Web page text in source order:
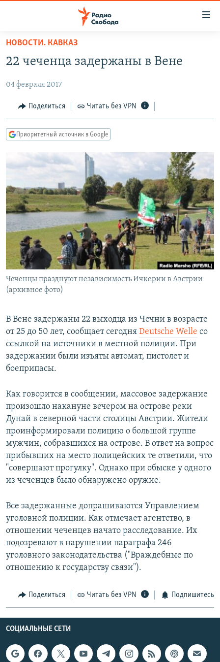
упрощенного
доступа
содержанию
Вернутся
навигации
Вернутся
поиску
АВТОРСКИЕ ПРОЕКТЫ
ЦИТАТЫ СВОБОДЫ
КУЛЬТУРА
IDEL.РЕАЛИИ
СЕВЕР.РЕАЛИИ
СИБИРЬ.РЕАЛИИ
РАСПИСАНИЕ ВЕЩАНИЯ
ПОДПИШИТЕСЬ НА РАССЫЛКУ
Все сайты РСЕ/РС
НОВОСТИ. КАВКАЗ
22 чеченца задержаны в Вене
04 февраля 2017
Поделиться Читать без VPN
Приоритетный источник в Google
Чеченцы празднуют независимость Ичкерии в Австрии
(архивное фото)
В Вене задержаны 22 выходца из Чечни в возрасте
от 25 до 50 лет, сообщает сегодня Deutsche Welle со
ссылкой на источники в местной полиции. При
задержании были изъяты автомат, пистолет и
боеприпасы.
Как говорится в сообщении, массовое задержание
произошло накануне вечером на острове реки
Дунай в северной части столицы Австрии. Жители
проинформировали полицию о большой группе
мужчин, собравшихся на острове. В ответ на вопрос
прибывших на место полицейских те ответили, что
"совершают прогулку". Однако при обыске у одного
из чеченцев было обнаружено оружие.
Все задержанные допрашиваются Управлением
уголовной полиции. Как отмечает агентство, в
отношении чеченцев начато расследование. Их
подозревают в нарушении параграфа 246
уголовного законодательства ("Враждебные по
отношению к государству связи").
Поделиться Читать без VPN Подпишитесь
СОЦИАЛЬНЫЕ СЕТИ